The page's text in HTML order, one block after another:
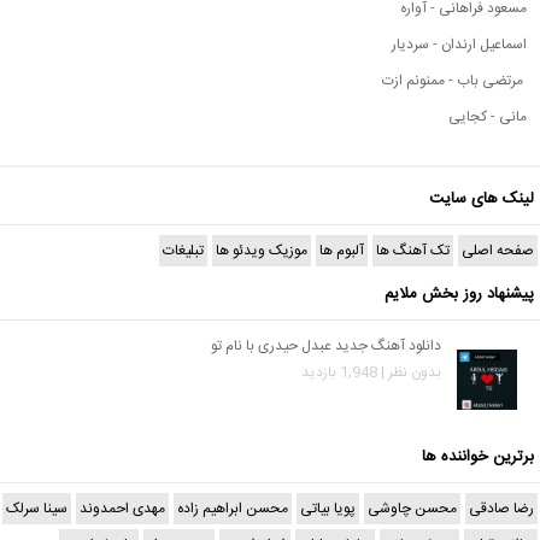
مسعود فراهانی - آواره
اسماعیل ارندان - سردیار
مرتضی باب - ممنونم ازت
مانی - کجایی
لینک های سایت
صفحه اصلی تک آهنگ ها آلبوم ها موزیک ویدئو ها تبلیغات
پیشنهاد روز بخش ملایم
دانلود آهنگ جدید عبدل حیدری با نام تو
بدون نظر | 1,948 بازدید
برترین خواننده ها
رضا صادقی محسن چاوشی پویا بیاتی محسن ابراهیم زاده مهدی احمدوند سینا سرلک